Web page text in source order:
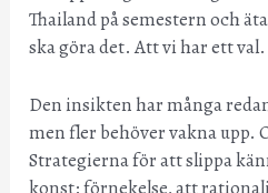
Thailand på semestern och
ska göra det. Att vi har ett val.
Den insikten har många
men fler behöver vakna upp.
Strategierna för att slippa